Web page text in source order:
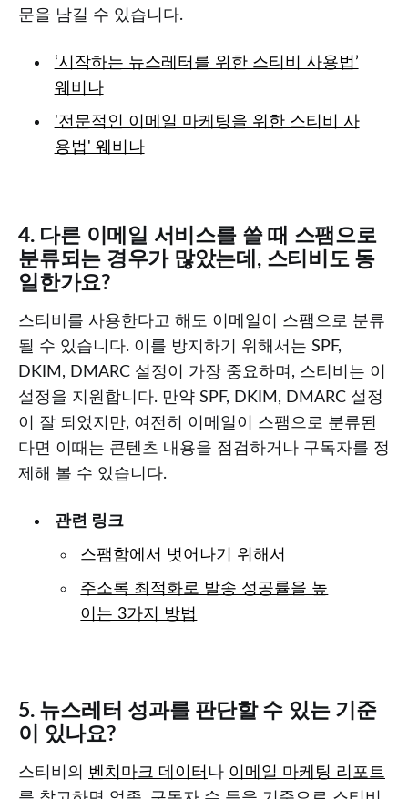
문을 남길 수 있습니다.
‘시작하는 뉴스레터를 위한 스티비 사용법’
웨비나
'전문적인 이메일 마케팅을 위한 스티비 사
용법' 웨비나
4. 다른 이메일 서비스를 쓸 때 스팸으로
분류되는 경우가 많았는데, 스티비도 동
일한가요?
스티비를 사용한다고 해도 이메일이 스팸으로 분류
될 수 있습니다. 이를 방지하기 위해서는 SPF,
DKIM, DMARC 설정이 가장 중요하며, 스티비는 이
설정을 지원합니다. 만약 SPF, DKIM, DMARC 설정
이 잘 되었지만, 여전히 이메일이 스팸으로 분류된
다면 이때는 콘텐츠 내용을 점검하거나 구독자를 정
제해 볼 수 있습니다.
관련 링크
스팸함에서 벗어나기 위해서
주소록 최적화로 발송 성공률을 높
이는 3가지 방법
5. 뉴스레터 성과를 판단할 수 있는 기준
이 있나요?
스티비의 벤치마크 데이터 나 이메일 마케팅 리포트